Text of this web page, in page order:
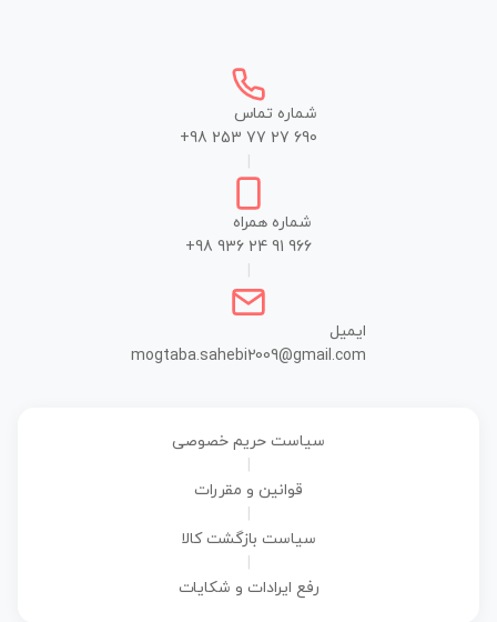
شماره تماس
+98 253 77 27 690
شماره همراه
+98 936 24 91 966
ایمیل
mogtaba.sahebi2009@gmail.com
سیاست حریم خصوصی
قوانین و مقررات
سیاست بازگشت کالا
رفع ایرادات و شکایات